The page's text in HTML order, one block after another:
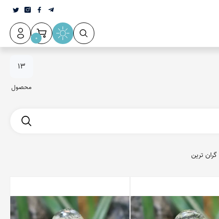
0
13
محصول
گران ترین